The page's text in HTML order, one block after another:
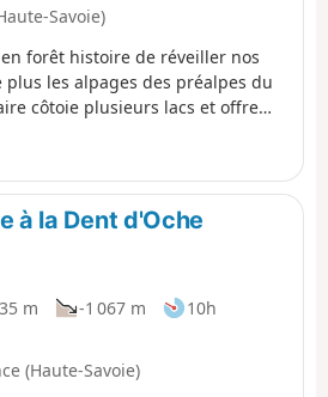
Savoie)
forêt histoire de réveiller nos
les alpages des préalpes du
côtoie plusieurs lacs et offre
de plonger sous les
à la Dent d'Oche
m -1 067 m
10h
(Haute-Savoie)